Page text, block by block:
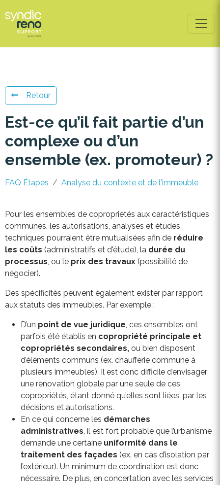
Retour
Est-ce qu’il fait partie d’un
complexe ou d’un
ensemble (ex. promoteur) ?
FAQ Étapes Analyse du contexte et de l'immeuble
Pour les ensembles de copropriétés aux caractéristiques
communes, les autorisations, analyses et études
techniques pourraient être mutualisées afin de réduire
les coûts (administratifs et d'étude), la durée du
processus, ou le prix des travaux (possibilité de
négocier).
Des spécificités peuvent également exister par rapport
aux statuts des immeubles. Par exemple :
D’un point de vue juridique, ces ensembles ont
parfois été établis en copropriété principale et
copropriétés secondaires, ou bien disposent
d’éléments communs (ex. chaufferie commune à
plusieurs immeubles). Il est donc difficile d’envisager
une rénovation globale par une seule de ces
copropriétés, étant donné qu’elles sont liées, par les
décisions et autorisations.
En ce qui concerne les démarches
administratives, il est fort probable que l’urbanisme
demande une certaine uniformité dans le
traitement des façades (ex. en cas d’isolation par
l’extérieur). Un minimum de coordination est donc
nécessaire. De plus, en concertation avec les services